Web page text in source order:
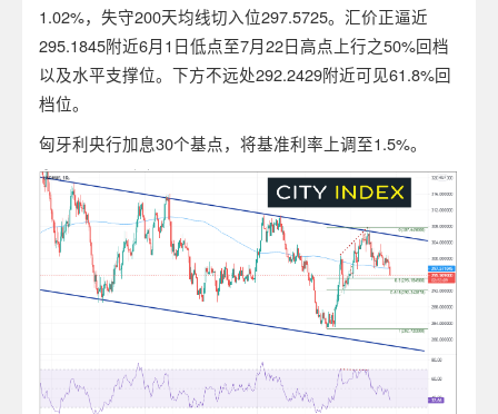
1.02%，失守200天均线切入位297.5725。汇价正逼近
295.1845附近6月1日低点至7月22日高点上行之50%回档
以及水平支撑位。下方不远处292.2429附近可见61.8%回
档位。
匈牙利央行加息30个基点，将基准利率上调至1.5%。